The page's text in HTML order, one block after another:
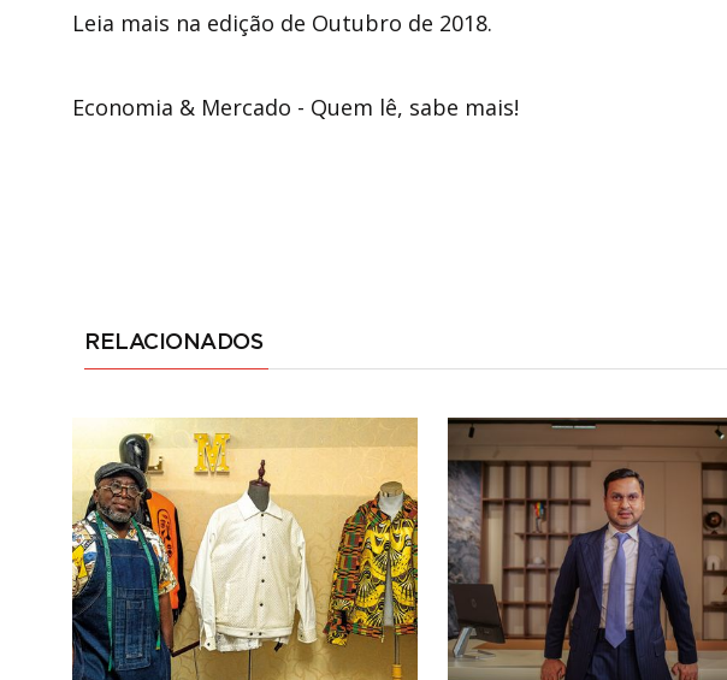
Leia mais na edição de Outubro de 2018.
Economia & Mercado - Quem lê, sabe mais!
RELACIONADOS